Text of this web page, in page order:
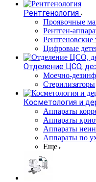
Рентгенология
Проявочные
Рентген-
Цифровые
Отделение ЦСО,
Моечно-
Стерилизаторы
Косметология и
Аппараты
Аппараты
Аппараты
Аппараты по
Еще